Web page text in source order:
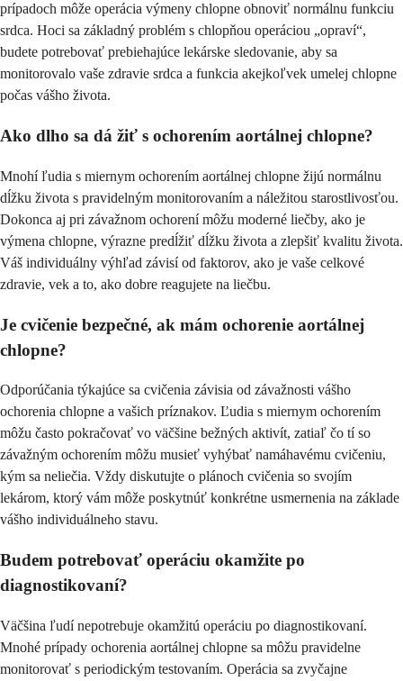
prípadoch môže operácia výmeny chlopne obnoviť normálnu funkciu
srdca. Hoci sa základný problém s chlopňou operáciou „opraví“,
budete potrebovať prebiehajúce lekárske sledovanie, aby sa
monitorovalo vaše zdravie srdca a funkcia akejkoľvek umelej chlopne
počas vášho života.
Ako dlho sa dá žiť s ochorením aortálnej chlopne?
Mnohí ľudia s miernym ochorením aortálnej chlopne žijú normálnu
dĺžku života s pravidelným monitorovaním a náležitou starostlivosťou.
Dokonca aj pri závažnom ochorení môžu moderné liečby, ako je
výmena chlopne, výrazne predĺžiť dĺžku života a zlepšiť kvalitu života.
Váš individuálny výhľad závisí od faktorov, ako je vaše celkové
zdravie, vek a to, ako dobre reagujete na liečbu.
Je cvičenie bezpečné, ak mám ochorenie aortálnej
chlopne?
Odporúčania týkajúce sa cvičenia závisia od závažnosti vášho
ochorenia chlopne a vašich príznakov. Ľudia s miernym ochorením
môžu často pokračovať vo väčšine bežných aktivít, zatiaľ čo tí so
závažným ochorením môžu musieť vyhýbať namáhavému cvičeniu,
kým sa neliečia. Vždy diskutujte o plánoch cvičenia so svojím
lekárom, ktorý vám môže poskytnúť konkrétne usmernenia na základe
vášho individuálneho stavu.
Budem potrebovať operáciu okamžite po
diagnostikovaní?
Väčšina ľudí nepotrebuje okamžitú operáciu po diagnostikovaní.
Mnohé prípady ochorenia aortálnej chlopne sa môžu pravidelne
monitorovať s periodickým testovaním. Operácia sa zvyčajne